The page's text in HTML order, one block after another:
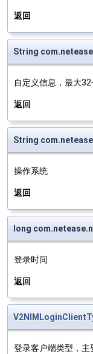
返回
String
自定义信息，最大
返回
String
操作系统
返回
long
登录时间
返回
登录客户端类型，主